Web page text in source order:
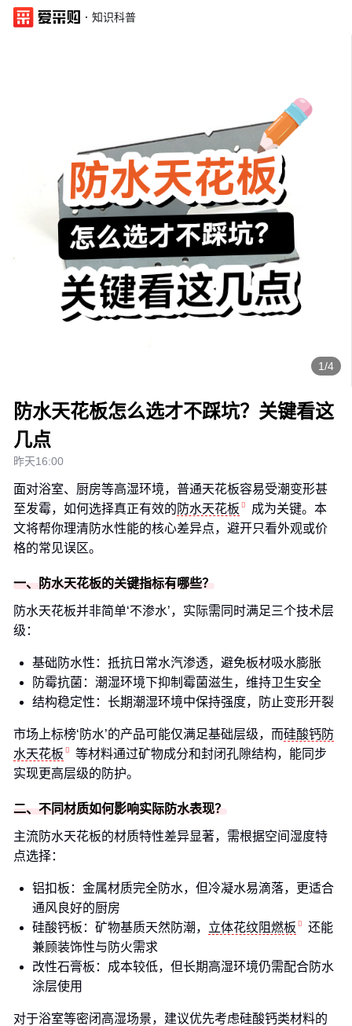
· 知识科普
1/4
防水天花板怎么选才不踩坑？关键看这
几点
昨天16:00
面对浴室、厨房等高湿环境，普通天花板容易受潮变形甚
至发霉，如何选择真正有效的 防水天花板
成为关键。本
文将帮你理清防水性能的核心差异点，避开只看外观或价
格的常见误区。
一、防水天花板的关键指标有哪些？
防水天花板并非简单‘不渗水’，实际需同时满足三个技术层
级：
基础防水性：抵抗日常水汽渗透，避免板材吸水膨胀
防霉抗菌：潮湿环境下抑制霉菌滋生，维持卫生安全
结构稳定性：长期潮湿环境中保持强度，防止变形开裂
市场上标榜‘防水’的产品可能仅满足基础层级，而硅酸钙防
水天花板
等材料通过矿物成分和封闭孔隙结构，能同步
实现更高层级的防护。
二、不同材质如何影响实际防水表现？
主流防水天花板的材质特性差异显著，需根据空间湿度特
点选择：
铝扣板：金属材质完全防水，但冷凝水易滴落，更适合
通风良好的厨房
硅酸钙板：矿物基质天然防潮， 立体花纹阻燃板
还能
兼顾装饰性与防火需求
改性石膏板：成本较低，但长期高湿环境仍需配合防水
涂层使用
对于浴室等密闭高湿场景，建议优先考虑硅酸钙类材料的